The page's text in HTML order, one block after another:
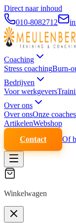
Direct naar inhoud
010-8082712
Coaching
Stress coachingBurn-
Bedrijven
Voor werkgevers
Over ons
Over onsOnze coaches
ArtikelenWebshop
Contact
Of
Winkelwagen